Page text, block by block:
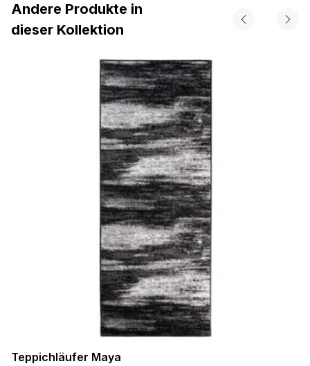
Andere Produkte in
dieser Kollektion
Teppichläufer Maya